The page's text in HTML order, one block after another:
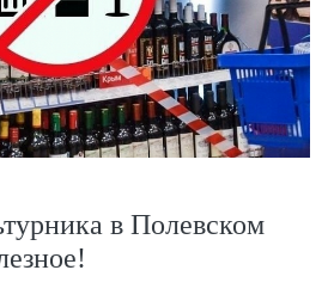
в Полевском